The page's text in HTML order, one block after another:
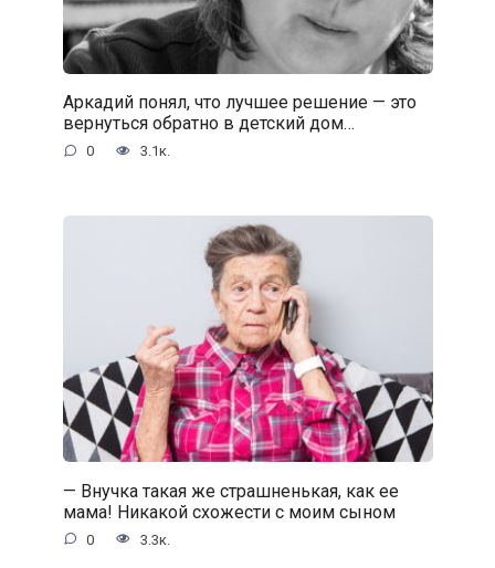
Аркадий понял, что лучшее решение — это
вернуться обратно в детский дом…
0 3.1к.
— Внучка такая же страшненькая, как ее
мама! Никакой схожести с моим сыном
0 3.3к.